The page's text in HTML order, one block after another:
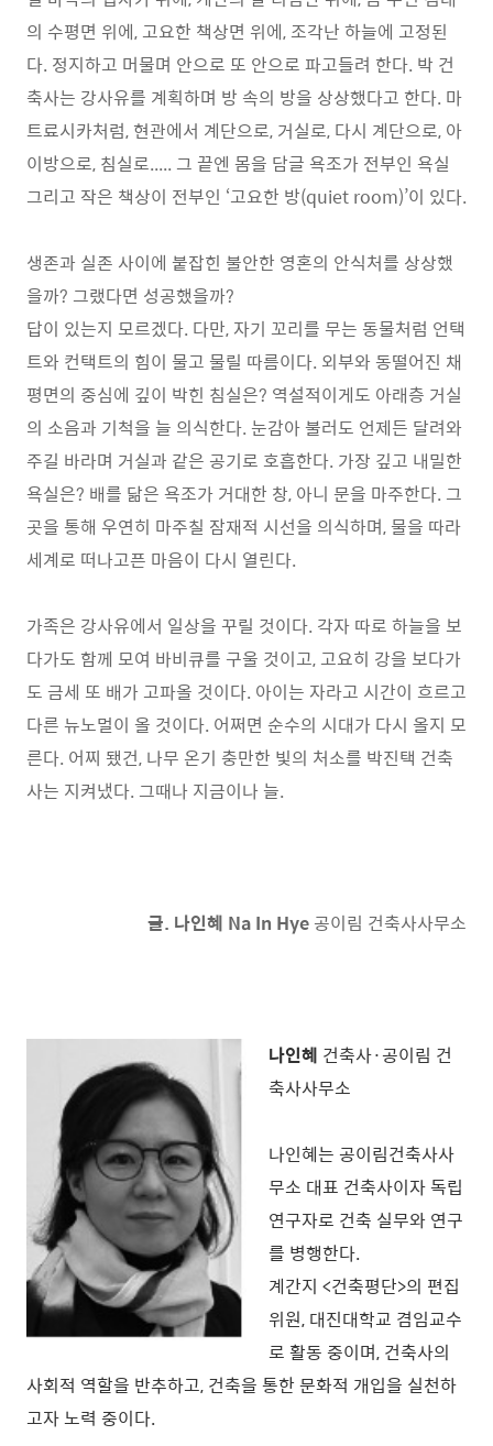
의 수평면 위에, 고요한 책상면 위에, 조각난 하늘에 고정된
다. 정지하고 머물며 안으로 또 안으로 파고들려 한다. 박 건
축사는 강사유를 계획하며 방 속의 방을 상상했다고 한다. 마
트료시카처럼, 현관에서 계단으로, 거실로, 다시 계단으로, 아
이방으로, 침실로..... 그 끝엔 몸을 담글 욕조가 전부인 욕실
그리고 작은 책상이 전부인 ‘고요한 방(quiet room)’이 있다.
생존과 실존 사이에 붙잡힌 불안한 영혼의 안식처를 상상했
을까? 그랬다면 성공했을까?
답이 있는지 모르겠다. 다만, 자기 꼬리를 무는 동물처럼 언택
트와 컨택트의 힘이 물고 물릴 따름이다. 외부와 동떨어진 채
평면의 중심에 깊이 박힌 침실은? 역설적이게도 아래층 거실
의 소음과 기척을 늘 의식한다. 눈감아 불러도 언제든 달려와
주길 바라며 거실과 같은 공기로 호흡한다. 가장 깊고 내밀한
욕실은? 배를 닮은 욕조가 거대한 창, 아니 문을 마주한다. 그
곳을 통해 우연히 마주칠 잠재적 시선을 의식하며, 물을 따라
세계로 떠나고픈 마음이 다시 열린다.
가족은 강사유에서 일상을 꾸릴 것이다. 각자 따로 하늘을 보
다가도 함께 모여 바비큐를 구울 것이고, 고요히 강을 보다가
도 금세 또 배가 고파올 것이다. 아이는 자라고 시간이 흐르고
다른 뉴노멀이 올 것이다. 어쩌면 순수의 시대가 다시 올지 모
른다. 어찌 됐건, 나무 온기 충만한 빛의 처소를 박진택 건축
사는 지켜냈다. 그때나 지금이나 늘.
글. 나인혜 Na In Hye 공이림 건축사사무소
나인혜 건축사·공이림 건
축사사무소
나인혜는 공이림건축사사
무소 대표 건축사이자 독립
연구자로 건축 실무와 연구
를 병행한다.
계간지 <건축평단>의 편집
위원, 대진대학교 겸임교수
로 활동 중이며, 건축사의
사회적 역할을 반추하고, 건축을 통한 문화적 개입을 실천하
고자 노력 중이다.